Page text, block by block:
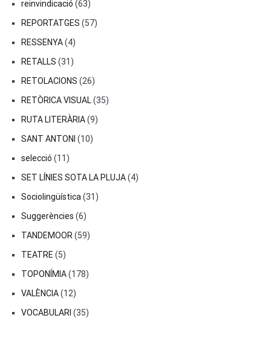
reinvindicació (63)
REPORTATGES (57)
RESSENYA(4)
RETALLS (31)
RETOLACIONS (26)
RETÒRICA VISUAL(35)
RUTA LITERÀRIA(9)
SANT ANTONI (10)
selecció (11)
SET LÍNIES SOTA LA PLUJA(4)
Sociolingüística (31)
Suggerències (6)
TANDEMOOR (59)
TEATRE (5)
TOPONÍMIA(178)
VALÈNCIA(12)
VOCABULARI (35)